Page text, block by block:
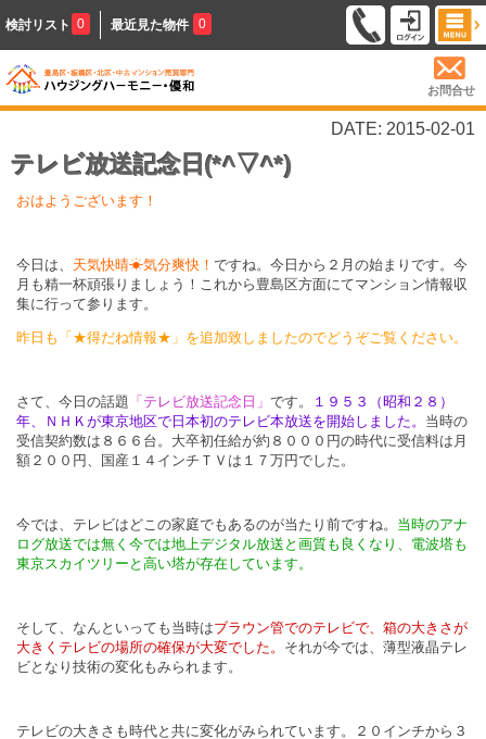
検討リスト 0 最近見た物件 0
お問合せ
DATE: 2015-02-01
テレビ放送記念日(*^▽^*)
おはようございます！
今日は、 天気快晴☀気分爽快！ ですね。今日から２月の始まりです。今
月も精一杯頑張りましょう！これから豊島区方面にてマンション情報収
集に行って参ります。
昨日も「★得だね情報★」を追加致しましたのでどうぞご覧ください。
さて、今日の話題 「テレビ放送記念日」 です。
１９５３（昭和２８）
年、ＮＨＫが東京地区で日本初のテレビ本放送を開始しました。 当時の
受信契約数は８６６台。大卒初任給が約８０００円の時代に受信料は月
額２００円、国産１４インチＴＶは１７万円でした。
今では、テレビはどこの家庭でもあるのが当たり前ですね。 当時のアナ
ログ放送では無く今では地上デジタル放送と画質も良くなり、電波塔も
東京スカイツリーと高い塔が存在しています。
そして、なんといっても当時はブラウン管でのテレビで、箱の大きさが
大きくテレビの場所の確保が大変でした。 それが今では、薄型液晶テレ
ビとなり技術の変化もみられます。
テレビの大きさも時代と共に変化がみられています。２０インチから３